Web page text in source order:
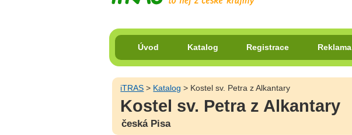
Úvod Katalog Registrace Reklama
iTRAS > Katalog > Kostel sv. Petra z Alkantary
Kostel sv. Petra z Alkantary
česká Pisa